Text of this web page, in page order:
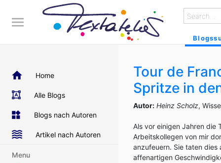
Home
Alle Blogs
Blogs nach Autoren
Artikel nach Autoren
Menu
Tour de
Spritze in
Autor: Heinz Scholz,
Als vor einigen Jahren die
Arbeitskollegen von mir
anzufeuern. Sie taten dies
affenartigen